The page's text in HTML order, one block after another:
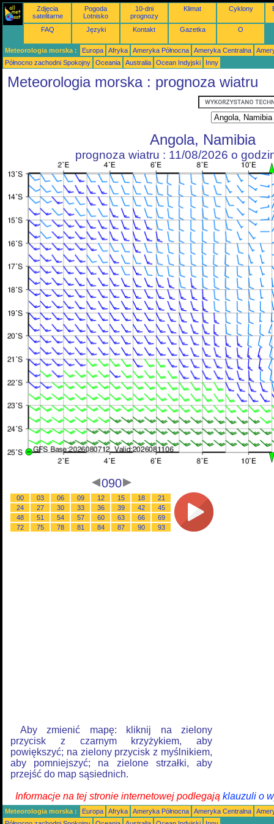
Zdjęcia
satelitarne
Pogoda
Lotnisko
10-dni
prognozy
Klimat Cyklony
FAQ Języki Kontakt Gazetka O
Meteorologia morska : Europa Afryka Ameryka Północna Ameryka Centralna
Północno zachodni Spokojny
Oceania Australia Ocean Indyjski Inny
Meteorologia morska : prognoza wiatru
Angola, Namibia
prognoza wiatru : 11/08/2026 o
090
00 03 06 09 12 15 18
21
24
27 30 33 36 39 42
45
48
51 54 57 60 63 66
69
72
75 78 81 84 87 90 93
Aby zmienić mapę: kliknij na zielony
przycisk z czarnym krzyżykiem, aby
powiększyć; na zielony przycisk z myślnikiem,
aby pomniejszyć; na zielone strzałki, aby
przejść do map sąsiednich.
Informacje na tej stronie internetowej podlegają klauzuli o
Meteorologia morska : Europa Afryka Ameryka Północna Ameryka Centralna